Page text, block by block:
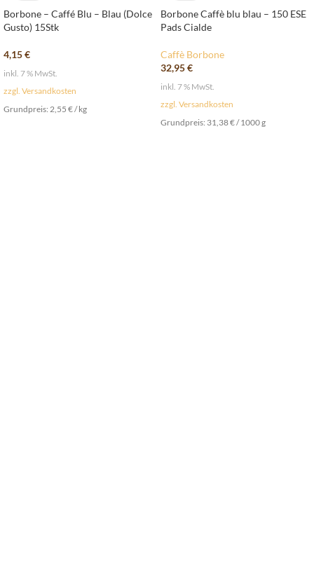
Borbone – Caffé Blu – Blau (Dolce
Gusto) 15Stk
4,15€
inkl. 7 % MwSt.
zzgl. Versandkosten
Grundpreis: 2,55 €/kg
Borbone Caffè blu blau – 150 ESE
Pads Cialde
Caffè Borbone
32,95€
inkl. 7 % MwSt.
zzgl. Versandkosten
Grundpreis: 31,38€/1000g